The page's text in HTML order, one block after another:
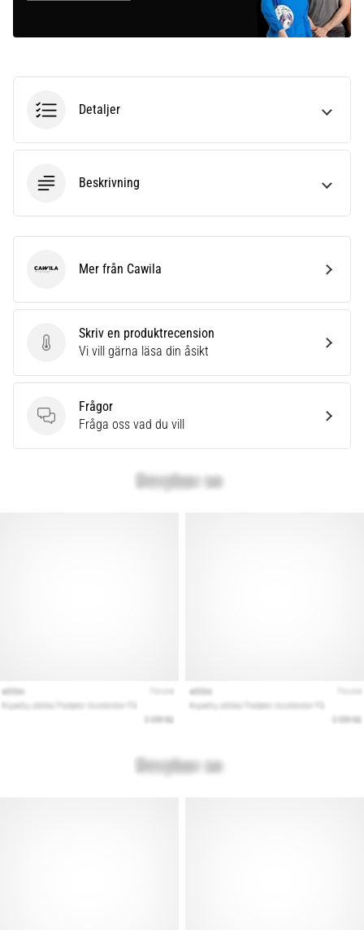
Detaljer
Beskrivning
Skriv en produktrecension
Skriv en produktrecension
Vi vill gärna läsa din åsikt
Frågor
Frågor
Fråga oss vad du vill
Cawila Mer från Cawila